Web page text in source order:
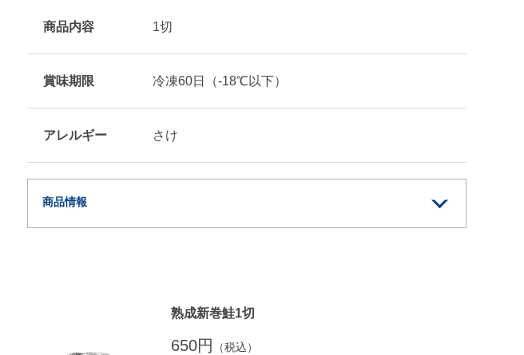
商品内容 1切
賞味期限 冷凍60日（-18℃以下）
アレルギー さけ
商品情報
熟成新巻鮭1切
650円 （税込）